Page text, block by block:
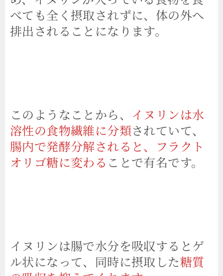
べても全く摂取されずに、体の外へ
排出されることになります。
このようなことから、 イヌリンは水
溶性の食物繊維に分類されていて、
腸内で発酵分解されると、フラクト
オリゴ糖に変わる ことで有名です。
イヌリンは腸で水分を吸収するとゲ
ル状になって、同時に摂取した糖質